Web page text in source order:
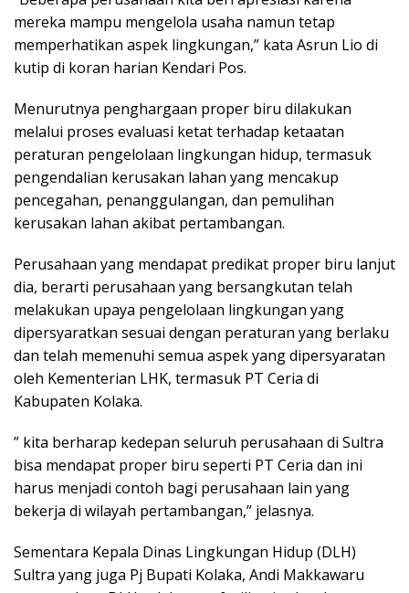
mereka mampu mengelola usaha namun tetap
memperhatikan aspek lingkungan,” kata Asrun Lio di
kutip di koran harian Kendari Pos.
Menurutnya penghargaan proper biru dilakukan
melalui proses evaluasi ketat terhadap ketaatan
peraturan pengelolaan lingkungan hidup, termasuk
pengendalian kerusakan lahan yang mencakup
pencegahan, penanggulangan, dan pemulihan
kerusakan lahan akibat pertambangan.
Perusahaan yang mendapat predikat proper biru lanjut
dia, berarti perusahaan yang bersangkutan telah
melakukan upaya pengelolaan lingkungan yang
dipersyaratkan sesuai dengan peraturan yang berlaku
dan telah memenuhi semua aspek yang dipersyaratan
oleh Kementerian LHK, termasuk PT Ceria di
Kabupaten Kolaka.
” kita berharap kedepan seluruh perusahaan di Sultra
bisa mendapat proper biru seperti PT Ceria dan ini
harus menjadi contoh bagi perusahaan lain yang
bekerja di wilayah pertambangan,” jelasnya.
Sementara Kepala Dinas Lingkungan Hidup (DLH)
Sultra yang juga Pj Bupati Kolaka, Andi Makkawaru